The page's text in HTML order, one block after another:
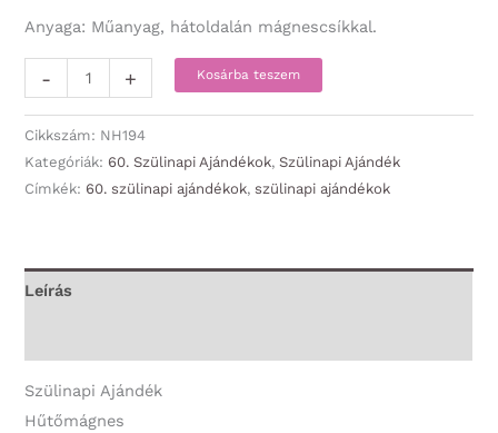
Anyaga: Műanyag, hátoldalán mágnescsíkkal.
-
Hűtőmágnes
-
Ma
van
a
-
mennyiség
+ Kosárba teszem
Cikkszám: NH194
Kategóriák: 60. Szülinapi Ajándékok,Szülinapi Ajándék
Címkék: 60. szülinapi ajándékok,szülinapi ajándékok
Leírás
Szülinapi Ajándék
Hűtőmágnes